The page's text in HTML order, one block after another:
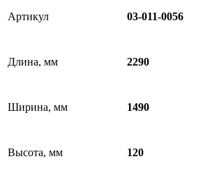
Артикул 03-011-0056
Длина, мм 2290
Ширина, мм 1490
Высота, мм 120